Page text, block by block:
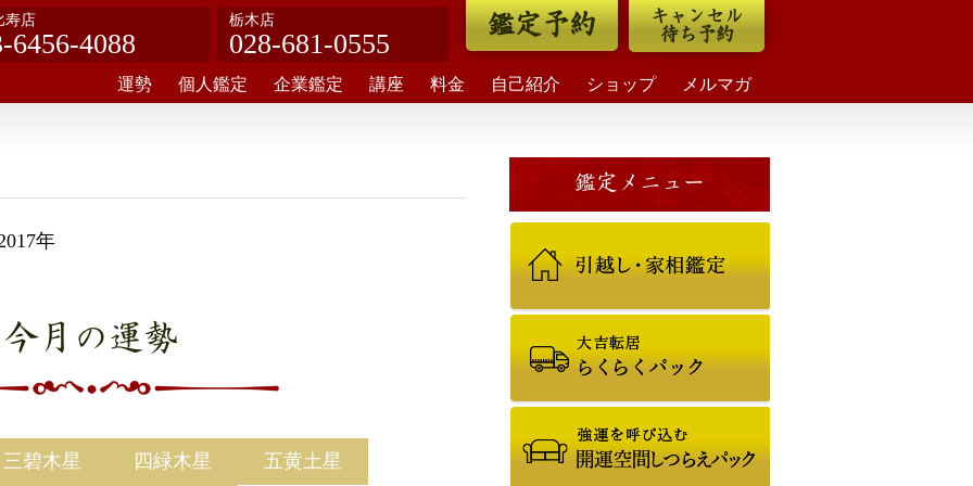
寿店
6456-4088
栃木店
028-681-0555 鑑定予約 キャンセル
待ち予約
運勢 個人鑑定 企業鑑定 講座 料金 自己紹介 ショップ メルマガ
年
今月の運勢
三碧木星 四緑木星 五黄土星
鑑定メニュー